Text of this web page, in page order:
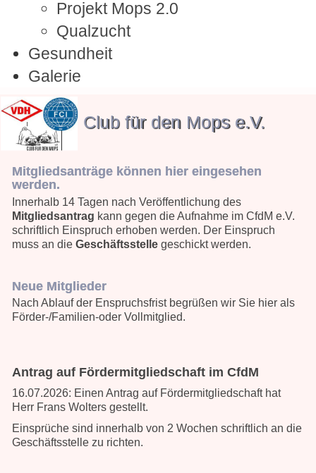
Projekt Mops 2.0
Qualzucht
Gesundheit
Galerie
Club für den Mops e.V.
Mitgliedsanträge können hier eingesehen
werden.
Innerhalb 14 Tagen nach Veröffentlichung des
Mitgliedsantrag kann gegen die Aufnahme im CfdM e.V.
schriftlich Einspruch erhoben werden. Der Einspruch
muss an die Geschäftsstelle geschickt werden.
Neue Mitglieder
Nach Ablauf der Enspruchsfrist begrüßen wir Sie hier als
Förder-/Familien-oder Vollmitglied.
Antrag auf Fördermitgliedschaft im CfdM
16.07.2026: Einen Antrag auf Fördermitgliedschaft hat
Herr Frans Wolters gestellt.
Einsprüche sind innerhalb von 2 Wochen schriftlich an die
Geschäftsstelle zu richten.